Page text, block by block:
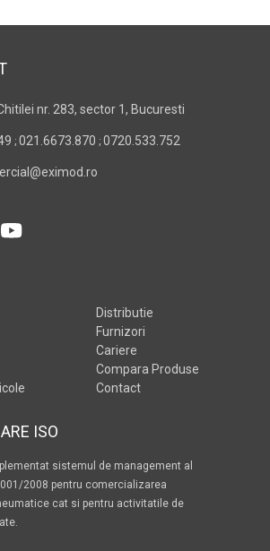
nr. 283, sector 1, Bucuresti
; 021.6673.870 ; 0720.533.752
Distributie
Furnizori
Cariere
Compara Produse
Contact
ISO
sistemul de management al
2008 pentru comercializarea
cat si pentru activitatile de